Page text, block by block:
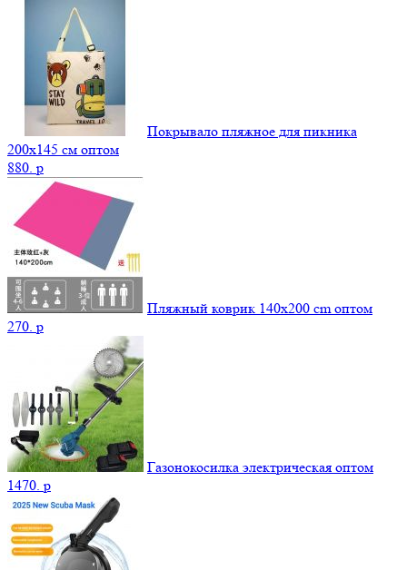
Покрывало пляжное для пикника
200х145 см оптом
880. p
Пляжный коврик 140х200 cm оптом
270. p
Газонокосилка электрическая оптом
1470. p